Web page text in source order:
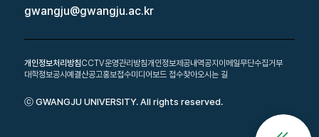
gwangju@gwangju.ac.kr
개인정보처리방침CCTV운영관리방침개인정보제공내역공지이메일무단수집거부
대학정보공시예결산공고홍보접수미디어보드 접수찾아오시는 길
ⓒ GWANGJU UNIVERSITY. All rights reserved.